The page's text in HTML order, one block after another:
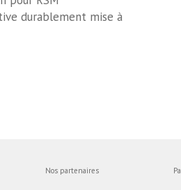
durablement mise à
Nos partenaires